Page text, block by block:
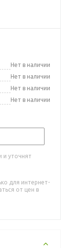
Нет в наличии
Нет в наличии
Нет в наличии
Нет в наличии
и уточнят
для интернет-
от цен в